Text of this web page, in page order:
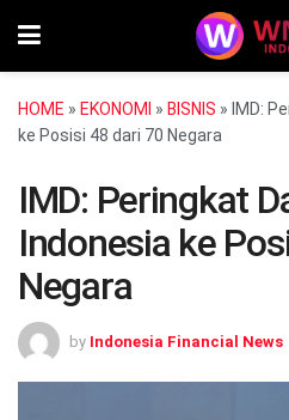
HOME » EKONOMI » BISNIS » IMD:
ke Posisi 48 dari 70 Negara
IMD: Peringkat
Indonesia ke
Negara
by Indonesia Financial News